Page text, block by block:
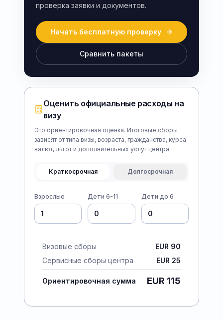
проверка заявки и документов.
Начать бесплатную проверку
Сравнить пакеты
Оценить официальные расходы на
визу
Это ориентировочная оценка. Итоговые сборы
зависят от типа визы, возраста, гражданства, курса
валют, льгот и дополнительных услуг центра.
Краткосрочная Долгосрочная
Взрослые Дети 6-11 Дети до 6
Визовые сборы
EUR 90
Сервисные сборы центра
EUR 25
Ориентировочная сумма EUR 115